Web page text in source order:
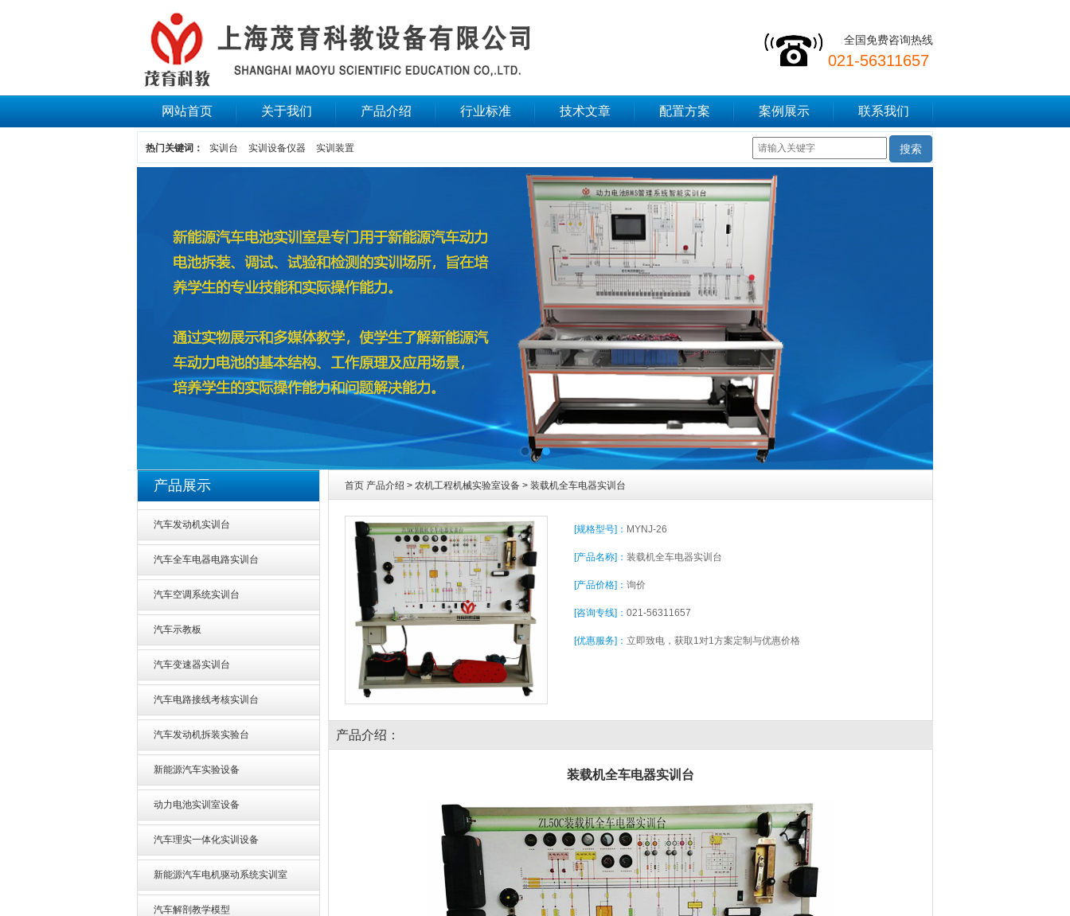
全国免费咨询热线
021-56311657
网站首页 关于我们 产品介绍 行业标准 技术文章 配置方案 案例展示 联系我们
热门关键词： 实训台 实训设备仪器 实训装置
产品展示
汽车发动机实训台
汽车全车电器电路实训台
汽车空调系统实训台
汽车示教板
汽车变速器实训台
汽车电路接线考核实训台
汽车发动机拆装实验台
新能源汽车实验设备
动力电池实训室设备
汽车理实一体化实训设备
新能源汽车电机驱动系统实训室
汽车解剖教学模型
首页 产品介绍 > 农机工程机械实验室设备 > 装载机全车电器实训台
[规格型号]： MYNJ-26
[产品名称]： 装载机全车电器实训台
[产品价格]： 询价
[咨询专线]： 021-56311657
[优惠服务]： 立即致电，获取1对1方案定制与优惠价格
产品介绍：
装载机全车电器实训台